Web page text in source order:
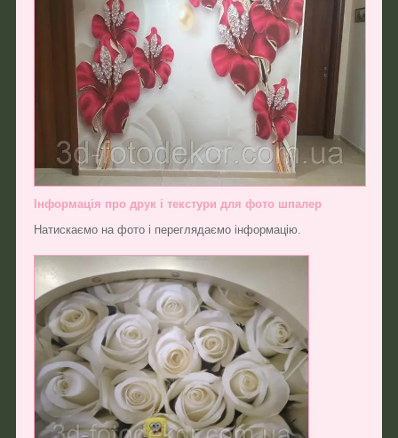
Інформація про друк і текстури для фото шпалер
Натискаємо на фото і переглядаємо інформацію.